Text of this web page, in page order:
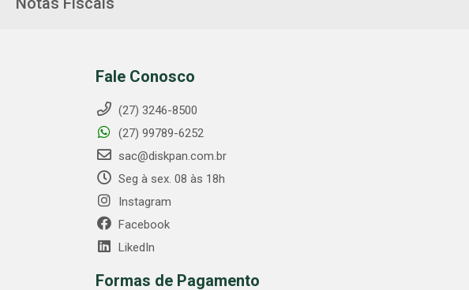
Fale Conosco
(27) 3246-8500
(27) 99789-6252
sac@diskpan.com.br
Seg à sex. 08 às 18h
Instagram
Facebook
LikedIn
Formas de Pagamento